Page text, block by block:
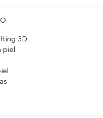
3D
piel
Palmitate,